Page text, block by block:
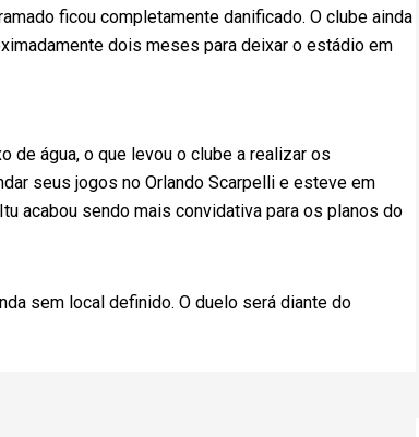
ficou completamente danificado. O clube ainda
dois meses para deixar o estádio em
de água, o que levou o clube a realizar os
seus jogos no Orlando Scarpelli e esteve em
acabou sendo mais convidativa para os planos do
sem local definido. O duelo será diante do